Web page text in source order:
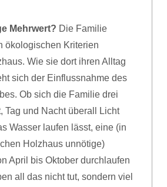
Mehrwert? Die Familie
ökologischen Kriterien
Wie sie dort ihren Alltag
sich der Einflussnahme des
Ob sich die Familie drei
Tag und Nacht überall Licht
Wasser laufen lässt, eine (in
Holzhaus unnötige)
April bis Oktober durchlaufen
all das nicht tut, sondern viel